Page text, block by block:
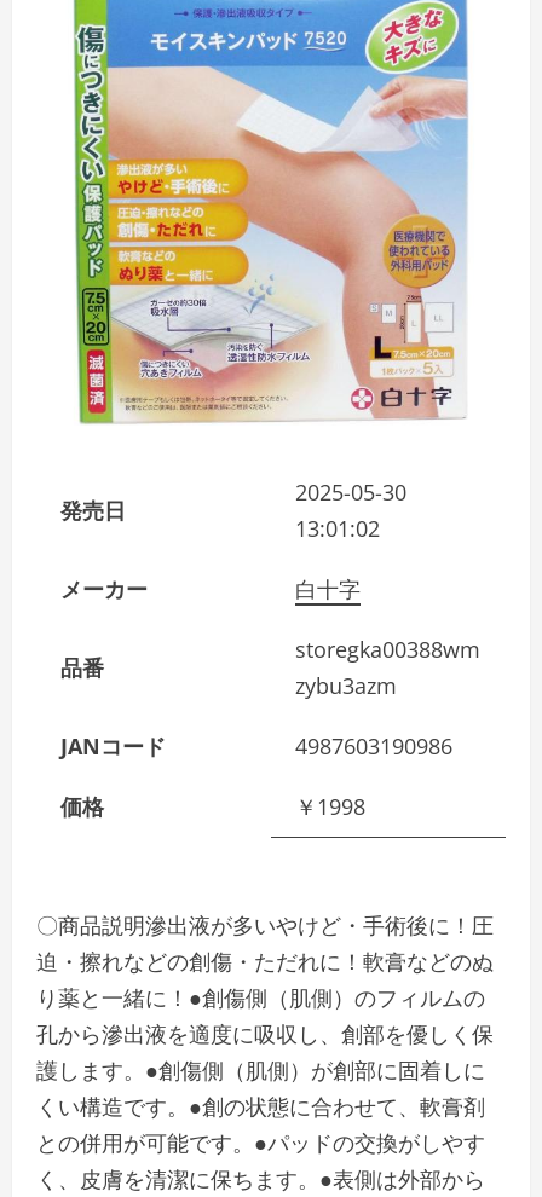
発売日
2025-05-30
13:01:02
メーカー 白十字
品番
storegka00388wm
zybu3azm
JANコード 4987603190986
価格 ￥1998
〇商品説明滲出液が多いやけど・手術後に！圧
迫・擦れなどの創傷・ただれに！軟膏などのぬ
り薬と一緒に！●創傷側（肌側）のフィルムの
孔から滲出液を適度に吸収し、創部を優しく保
護します。●創傷側（肌側）が創部に固着しに
くい構造です。●創の状態に合わせて、軟膏剤
との併用が可能です。●パッドの交換がしやす
く、皮膚を清潔に保ちます。●表側は外部から